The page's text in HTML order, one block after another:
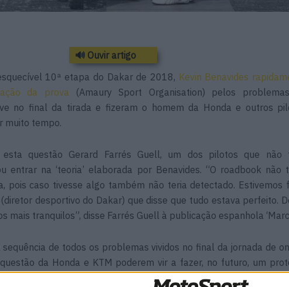
🔊 Ouvir artigo
10ª etapa do Dakar de 2018, Kevin Benavides
da prova (Amaury Sport Organisation) pelos
no final da tirada e fizeram o homem da Honda e outros
muito tempo.
esta questão Gerard Farrés Guell, um dos pilotos que não
entrar na ‘teoria’ elaborada por Benavides. “O roadbook não
pois caso tivesse algo também não teria detectado. Estivemos
desportivo do Dakar) que disse que tudo estava perfeito.
mais tranquilos”, disse Farrés Guell à publicação espanhola
sequência de todos os problemas vividos no final da jornada de
da Honda e KTM poderem vir a fazer, no futuro, um
do Dakar sobre o ocorrido.